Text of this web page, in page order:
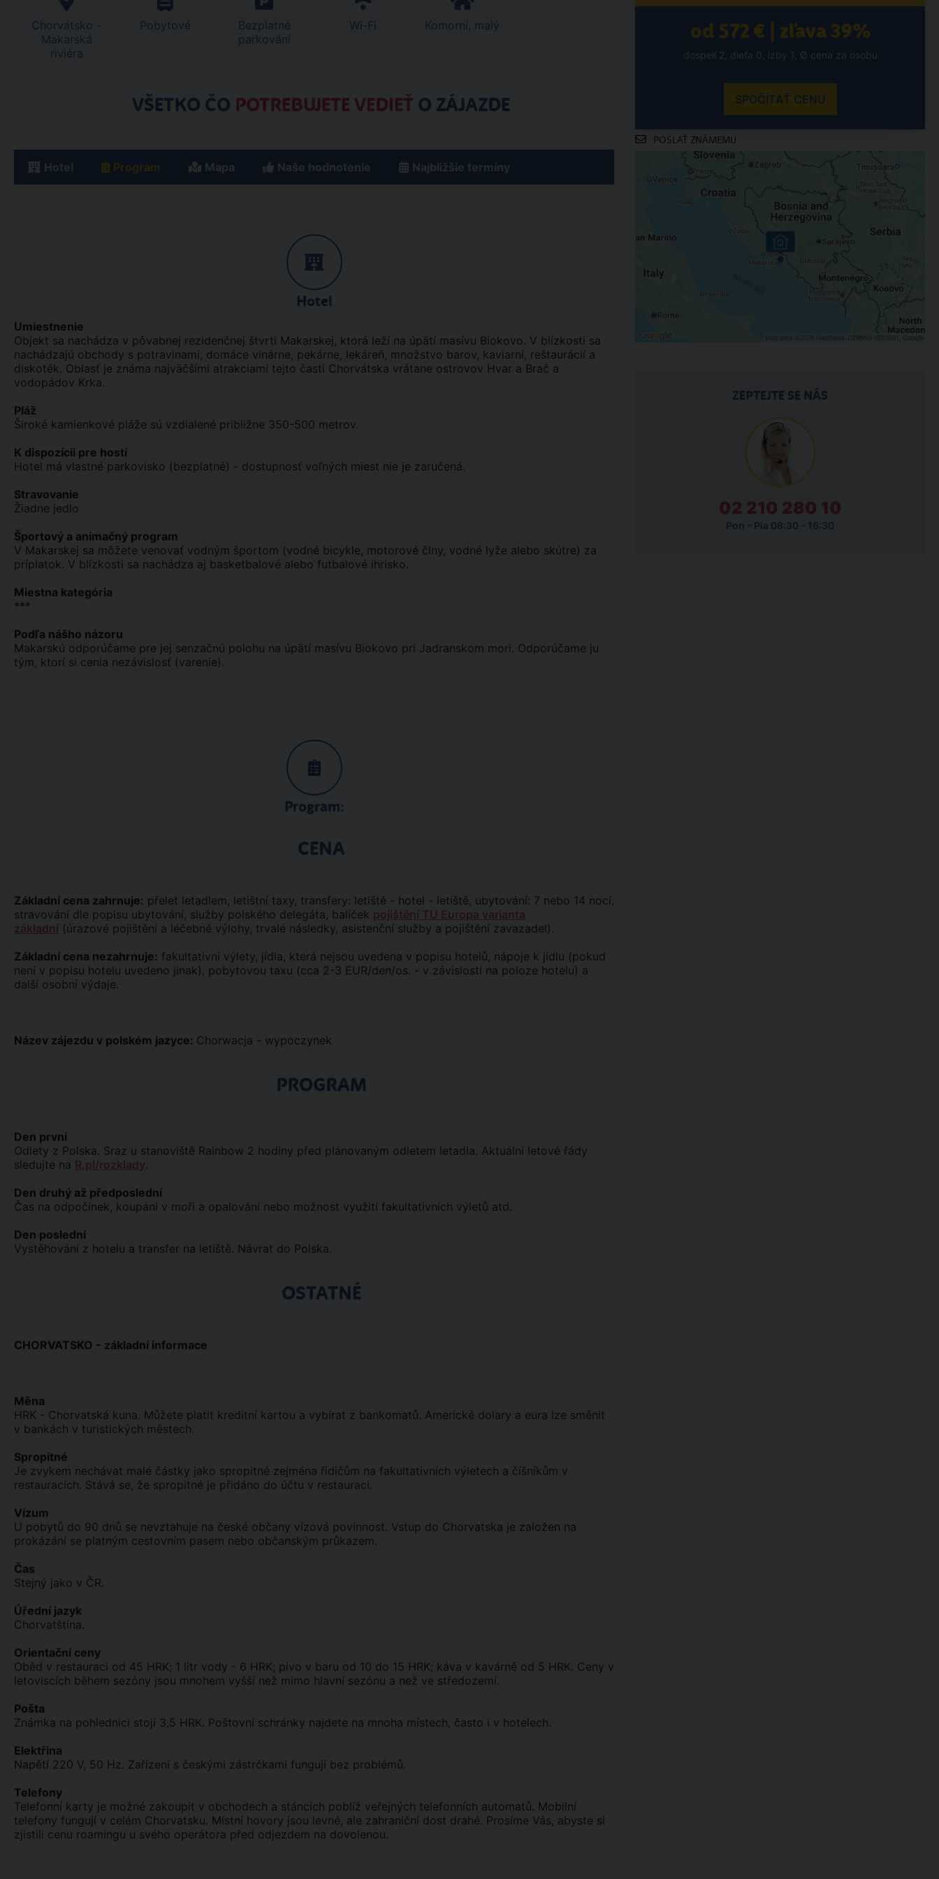
Chorvátsko -
Makarská
riviéra
Pobytové
Bezplatné
parkování
Wi-Fi Komorní, malý
VŠETKO ČO POTREBUJETE VEDIEŤ O ZÁJAZDE
Hotel Program Mapa Naše hodnotenie Najbližšie termíny
Hotel
Umiestnenie
Objekt sa nachádza v pôvabnej rezidenčnej štvrti Makarskej, ktorá leží na úpätí masívu Biokovo. V blízkosti sa
nachádzajú obchody s potravinami, domáce vinárne, pekárne, lekáreň, množstvo barov, kaviarní, reštaurácií a
diskoték. Oblasť je známa najväčšími atrakciami tejto časti Chorvátska vrátane ostrovov Hvar a Brač a
vodopádov Krka.
Pláž
Široké kamienkové pláže sú vzdialené približne 350-500 metrov.
K dispozícii pre hostí
Hotel má vlastné parkovisko (bezplatné) - dostupnosť voľných miest nie je zaručená.
Stravovanie
Žiadne jedlo
Športový a animačný program
V Makarskej sa môžete venovať vodným športom (vodné bicykle, motorové člny, vodné lyže alebo skútre) za
príplatok. V blízkosti sa nachádza aj basketbalové alebo futbalové ihrisko.
Miestna kategória
***
Podľa nášho názoru
Makarskú odporúčame pre jej senzačnú polohu na úpätí masívu Biokovo pri Jadranskom mori. Odporúčame ju
tým, ktorí si cenia nezávislosť (varenie).
Program:
CENA
Základní cena zahrnuje: přelet letadlem, letištní taxy, transfery: letiště - hotel - letiště, ubytování: 7 nebo 14 nocí,
stravování dle popisu ubytování, služby polského delegáta, balíček pojištění TU Europa varianta
základní (úrazové pojištění a léčebné výlohy, trvalé následky, asistenční služby a pojištění zavazadel).
Základní cena nezahrnuje: fakultativní výlety, jídla, která nejsou uvedena v popisu hotelů, nápoje k jídlu (pokud
není v popisu hotelu uvedeno jinak), pobytovou taxu (cca 2-3 EUR/den/os. - v závislosti na poloze hotelu) a
další osobní výdaje.
Název zájezdu v polském jazyce: Chorwacja - wypoczynek
PROGRAM
Den první
Odlety z Polska. Sraz u stanoviště Rainbow 2 hodiny před plánovaným odletem letadla. Aktuální letové řády
sledujte na R.pl/rozklady.
Den druhý až předposlední
Čas na odpočinek, koupání v moři a opalování nebo možnost využití fakultativních výletů atd.
Den poslední
Vystěhování z hotelu a transfer na letiště. Návrat do Polska.
OSTATNÉ
CHORVATSKO - základní informace
Měna
HRK - Chorvatská kuna. Můžete platit kreditní kartou a vybírat z bankomatů. Americké dolary a eura lze směnit
v bankách v turistických městech.
Spropitné
Je zvykem nechávat malé částky jako spropitné zejména řidičům na fakultativních výletech a číšníkům v
restauracích. Stává se, že spropitné je přidáno do účtu v restauraci.
Vízum
U pobytů do 90 dnů se nevztahuje na české občany vízová povinnost. Vstup do Chorvatska je založen na
prokázání se platným cestovním pasem nebo občanským průkazem.
Čas
Stejný jako v ČR.
Úřední jazyk
Chorvatština.
Orientační ceny
Oběd v restauraci od 45 HRK; 1 litr vody - 6 HRK; pivo v baru od 10 do 15 HRK; káva v kavárně od 5 HRK. Ceny v
letoviscích během sezóny jsou mnohem vyšší než mimo hlavní sezónu a než ve středozemí.
Pošta
Známka na pohlednici stojí 3,5 HRK. Poštovní schránky najdete na mnoha místech, často i v hotelech.
Elektřina
Napětí 220 V, 50 Hz. Zařízení s českými zástrčkami fungují bez problémů.
Telefony
Telefonní karty je možné zakoupit v obchodech a stáncích poblíž veřejných telefonních automatů. Mobilní
telefony fungují v celém Chorvatsku. Místní hovory jsou levné, ale zahraniční dost drahé. Prosíme Vás, abyste si
zjistili cenu roamingu u svého operátora před odjezdem na dovolenou.
od 572 € | zľava 39%
dospelí 2, dieťa 0, izby 1, Ø cena za osobu
SPOČÍTAŤ CENU
POSLAŤ ZNÁMEMU
ZEPTEJTE SE NÁS
02 210 280 10
Pon - Pia 08:30 - 16:30